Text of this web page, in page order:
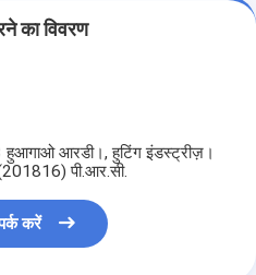
का विवरण
हुआगाओ आरडी।, हुटिंग इंडस्ट्रीज़।
पी.आर.सी.
करें